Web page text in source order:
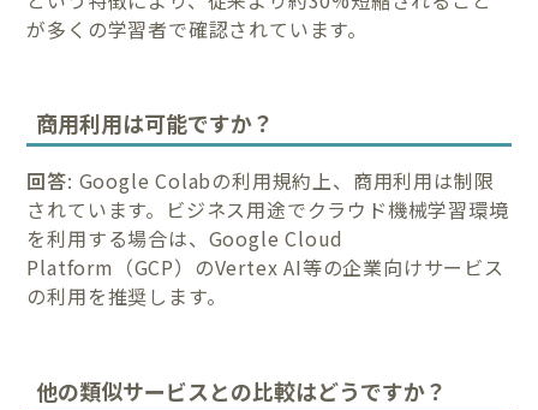
が多くの学習者で確認されています。
商用利用は可能ですか？
回答: Google Colabの利用規約上、商用利用は制限
されています。ビジネス用途でクラウド機械学習環境
を利用する場合は、Google Cloud
Platform（GCP）のVertex AI等の企業向けサービス
の利用を推奨します。
他の類似サービスとの比較はどうですか？